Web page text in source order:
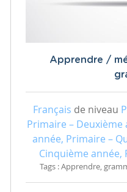
Apprendre /
Français de niveau
Primaire – Deuxième
année, Primaire –
Cinquième année,
Tags : Apprendre,